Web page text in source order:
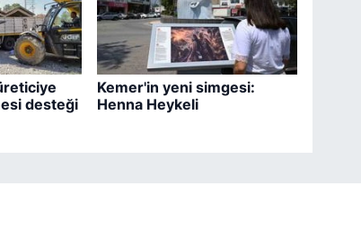
desteği
Kemer'in yeni simgesi:
Henna Heykeli